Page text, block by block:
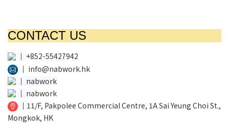
CONTACT US
│ +852-55427942
│ info@nabwork.hk
│ nabwork
│ nabwork
│ 11/F, Pakpolee Commercial Centre, 1A Sai Yeung Choi St.,
Mongkok, HK